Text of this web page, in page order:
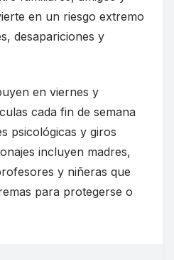
en un riesgo extremo
desapariciones y
en viernes y
cada fin de semana
psicológicas y giros
incluyen madres,
y niñeras que
para protegerse o